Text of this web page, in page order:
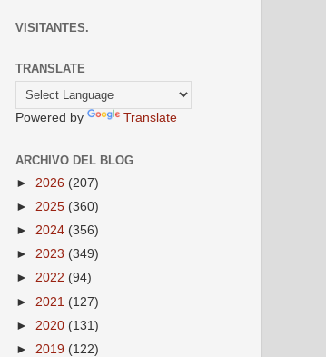
VISITANTES.
TRANSLATE
Powered by Translate
ARCHIVO DEL BLOG
► 2026 (207)
► 2025 (360)
► 2024 (356)
► 2023 (349)
► 2022 (94)
► 2021 (127)
► 2020 (131)
► 2019 (122)